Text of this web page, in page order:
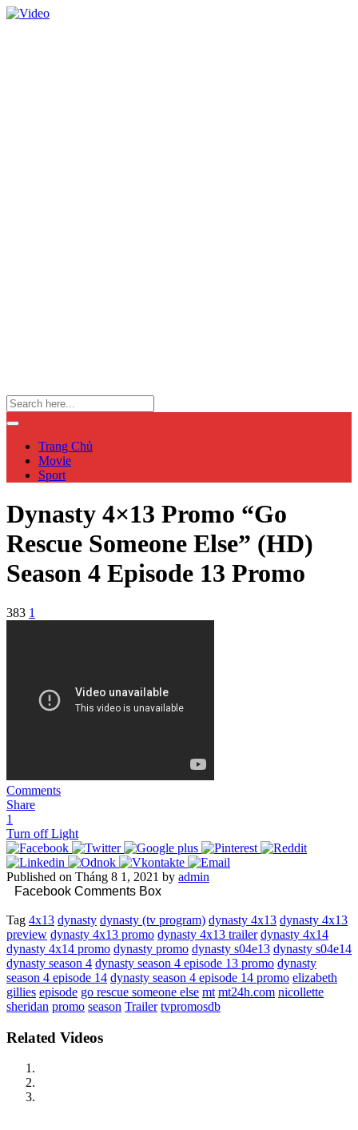
Trang Chủ
Movie
Sport
Dynasty 4×13 Promo “Go
Rescue Someone Else” (HD)
Season 4 Episode 13 Promo
383 1
Comments
Share
1
Turn off Light
Published on Tháng 8 1, 2021 by admin
Facebook Comments Box
Tag 4x13 dynasty dynasty (tv program) dynasty 4x13 dynasty 4x13
preview dynasty 4x13 promo dynasty 4x13 trailer dynasty 4x14
dynasty 4x14 promo dynasty promo dynasty s04e13 dynasty s04e14
dynasty season 4 dynasty season 4 episode 13 promo dynasty
season 4 episode 14 dynasty season 4 episode 14 promo elizabeth
gillies episode go rescue someone else mt mt24h.com nicollette
sheridan promo season Trailer tvpromosdb
Related Videos